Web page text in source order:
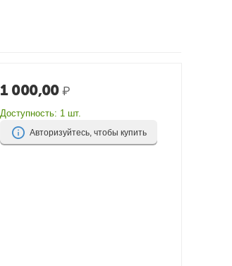
1 000,00 ₽
Доступность: 1 шт.
Авторизуйтесь, чтобы купить